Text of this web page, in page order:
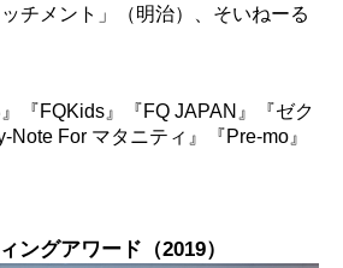
チメント」（明治）、そいねーる
『FQKids』『FQ JAPAN』『ゼク
Note For マタニティ』『Pre-mo』
ングアワード（2019）